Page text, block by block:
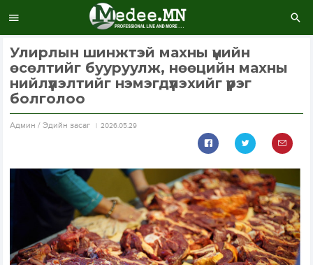
Улирлын шинжтэй махны үнийн
өсөлтийг бууруулж, нөөцийн махны
нийлүүлэлтийг нэмэгдүүлэхийг үүрэг
болголоо
Aдмин / Эдийн засаг 2026.05.29